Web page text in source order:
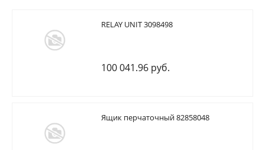
RELAY UNIT 3098498
100 041.96 руб.
Ящик перчаточный 82858048